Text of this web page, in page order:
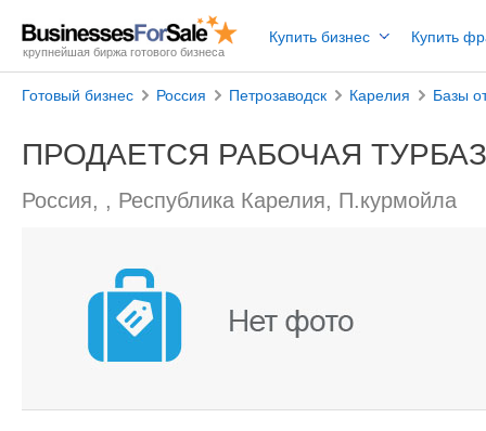
крупнейшая биржа готового бизнеса
Купить бизнес Купить
Готовый бизнес Россия Петрозаводск Карелия Базы
ПРОДАЕТСЯ РАБОЧАЯ
Россия, , Республика Карелия, П.курмойла